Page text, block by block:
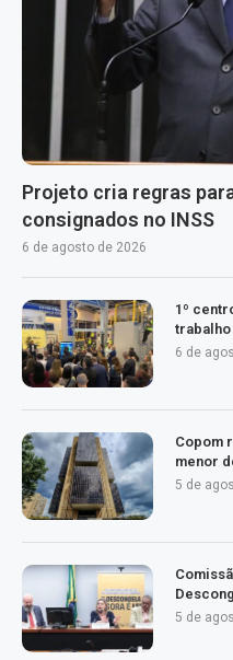
Projeto cria regras
consignados no INSS
6 de agosto de 2026
1º
trabalho
6 de
Copom
menor
5 de
5 de